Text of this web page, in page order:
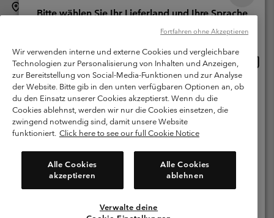
Columbia Sportswear Company. Avenue des Morgines, 12 1213
Petit-Lancy Switzerland. Alle Rechte vorbehalten.
Nutzungsbedingungen
Allgemeine Verkaufsbedingungen
Garantie
Datenschutzerklärung
Bestimmungen und Bedingungen des Mitglieder Programms
Nutzungsbedingungen Für Nutzergenerierte Inhalte
Impressum
Cookies
Kundenservice: Mo- Fr. 9:00 - 13:00 & 14:00- 18:00 Uhr
(+)41315282015
Wir verwenden interne und externe Cookies und vergleichbare
Technologien zur Personalisierung von Inhalten und Anzeigen,
zur Bereitstellung von Social-Media-Funktionen und zur Analyse
der Website. Bitte gib in den unten verfügbaren Optionen an, ob
du den Einsatz unserer Cookies akzeptierst. Wenn du die
Cookies ablehnst, werden wir nur die Cookies einsetzen, die
zwingend notwendig sind, damit unsere Website
funktioniert. Click here to see our full Cookie Notice
Alle Cookies
akzeptieren
Alle Cookies
ablehnen
Verwalte deine
Fortfahren ohne Akzeptieren
Bitte wählen Sie Ihr Lieferland und Ihre Sprache
Online-Einkauf verfügbar
United States
Switzerland-English
Switzerland-Deutsch
Switzerland-Italiano
Alle Länder Anzeigen